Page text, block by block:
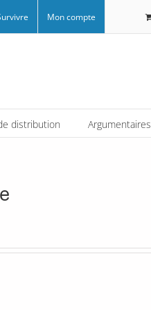
Mon compte
distribution Argumentaires